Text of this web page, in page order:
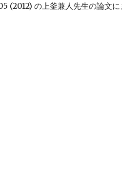
(2012) の上釜兼人先生の論文に